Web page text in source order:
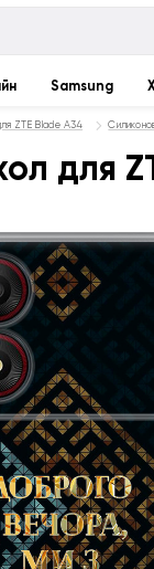
Samsung
ZTE Blade A34
для